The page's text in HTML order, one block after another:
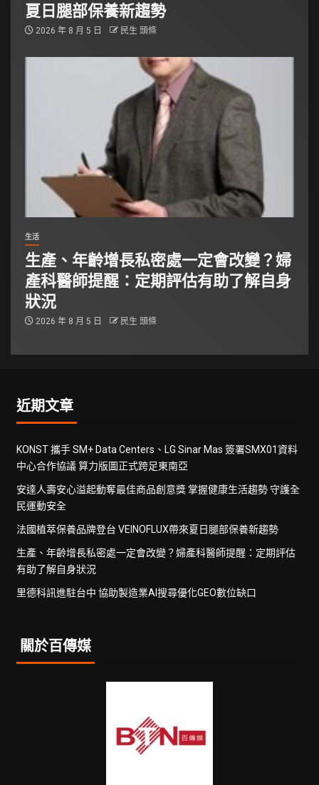
夏日腿部保養新趨勢
2026 年 8 月 5 日 民生 頭條
生活
生產、年齡增長私密處一定會改變？婦
產科醫師提醒：定期評估有助了解自身
狀況
2026 年 8 月 5 日 民生 頭條
近期文章
KONST 攜手 SM+ Data Centers、LG Sinar Mas 簽署SMX01資料
中心合作協議 算力版圖正式跨足東南亞
安達人壽安心溢起動奪最佳商品創意獎 掌握健康生活趨勢 守護全
民運動安全
法國植萃保養品牌登台 VEINOFLUX帶來夏日腿部保養新趨勢
生產、年齡增長私密處一定會改變？婦產科醫師提醒：定期評估
有助了解自身狀況
里德科訊進駐台中 協助製造業AI搜尋優化GEO數位缺口
關於百傳媒